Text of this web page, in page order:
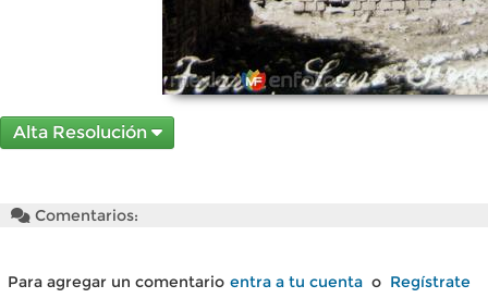
Alta Resolución
Comentarios:
Para agregar un comentario entra a tu cuenta o Regístrate